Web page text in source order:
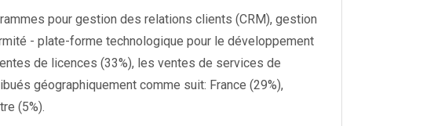
pour gestion des relations clients (CRM), gestion
- plate-forme technologique pour le développement
de licences (33%), les ventes de services de
géographiquement comme suit: France (29%),
(5%).